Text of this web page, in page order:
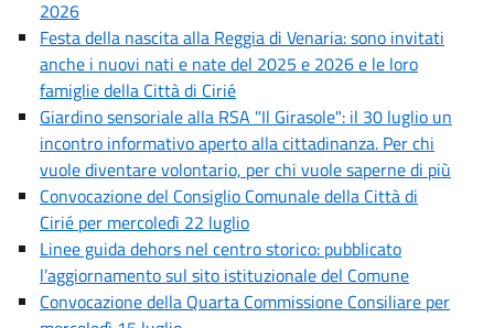
2026
Festa della nascita alla Reggia di Venaria: sono invitati
anche i nuovi nati e nate del 2025 e 2026 e le loro
famiglie della Città di Cirié
Giardino sensoriale alla RSA "Il Girasole": il 30 luglio un
incontro informativo aperto alla cittadinanza. Per chi
vuole diventare volontario, per chi vuole saperne di più
Convocazione del Consiglio Comunale della Città di
Cirié per mercoledì 22 luglio
Linee guida dehors nel centro storico: pubblicato
l’aggiornamento sul sito istituzionale del Comune
Convocazione della Quarta Commissione Consiliare per